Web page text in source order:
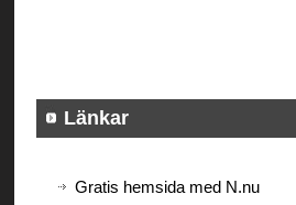
Länkar
Gratis hemsida med N.nu